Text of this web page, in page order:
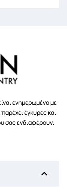
ενημερωμένο με
έγκυρες και
σας ενδιαφέρουν.
